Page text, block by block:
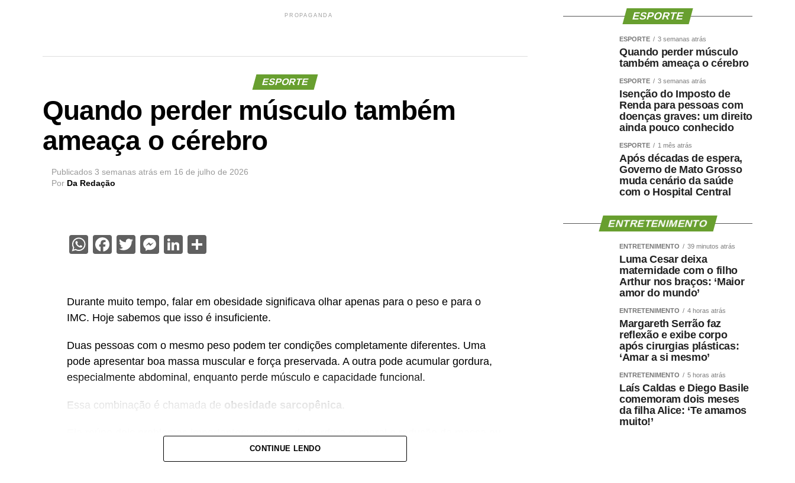
PROPAGANDA
ESPORTE
Quando perder músculo também
ameaça o cérebro
Publicados 3 semanas atrás em 16 de julho de 2026
Por Da Redação
WhatsApp
Facebook
Twitter
Messenger
LinkedIn
Durante muito tempo, falar em obesidade significava olhar apenas para o peso e para o
IMC. Hoje sabemos que isso é insuficiente.
Duas pessoas com o mesmo peso podem ter condições completamente diferentes. Uma
pode apresentar boa massa muscular e força preservada. A outra pode acumular gordura,
especialmente abdominal, enquanto perde músculo e capacidade funcional.
Essa combinação é chamada de obesidade sarcopênica
Ela reúne dois problemas importantes: excesso de gordura corporal e redução da massa ou
da força muscular. Além de aumentar o risco de fragilidade, quedas, diabetes e doenças
cardiovasculares, novas evidências mostram que essa condição também pode estar
CONTINUE LENDO
ESPORTE
ESPORTE 3 semanas atrás
Quando perder músculo
também ameaça o cérebro
ESPORTE 3 semanas atrás
Isenção do Imposto de
Renda para pessoas com
doenças graves: um direito
ainda pouco conhecido
ESPORTE 1 mês atrás
Após décadas de espera,
Governo de Mato Grosso
muda cenário da saúde
com o Hospital Central
ENTRETENIMENTO
ENTRETENIMENTO 39 minutos atrás
Luma Cesar deixa
maternidade com o filho
Arthur nos braços: ‘Maior
amor do mundo’
ENTRETENIMENTO 4 horas atrás
Margareth Serrão faz
reflexão e exibe corpo
após cirurgias plásticas:
‘Amar a si mesmo’
ENTRETENIMENTO 5 horas atrás
Laís Caldas e Diego Basile
comemoram dois meses
da filha Alice: ‘Te amamos
muito!’